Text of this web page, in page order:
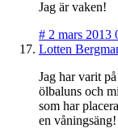
Jag är vaken!
# 2 mars 2013
Lotten
Jag har varit
ölbaluns och
som har
en